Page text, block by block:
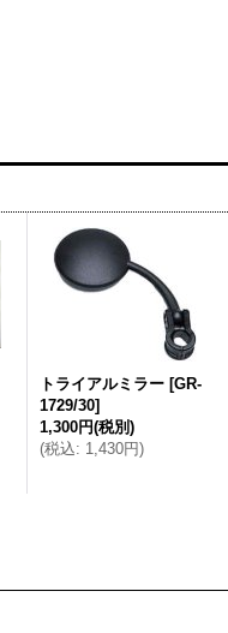
トライアルミラー [GR-
1729/30]
1,300円(税別)
(税込: 1,430円)